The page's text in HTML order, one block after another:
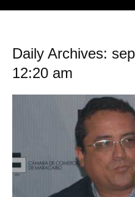
Daily Archives:
12:20 am